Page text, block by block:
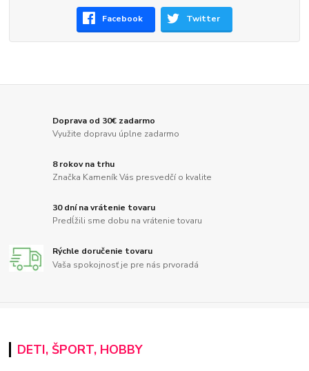
Facebook Twitter
Doprava od 30€ zadarmo
Využite dopravu úplne zadarmo
8 rokov na trhu
Značka Kameník Vás presvedčí o kvalite
30 dní na vrátenie tovaru
Predĺžili sme dobu na vrátenie tovaru
Rýchle doručenie tovaru
Vaša spokojnosť je pre nás prvoradá
DETI, ŠPORT, HOBBY